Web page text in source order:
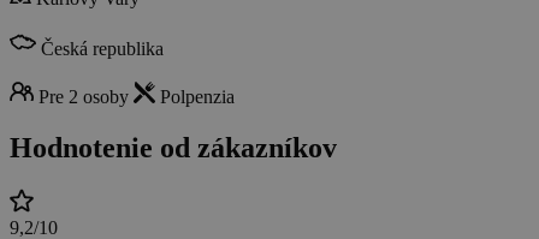
Česká republika
Pre 2 osoby Polpenzia
Hodnotenie od zákazníkov
9,2/10